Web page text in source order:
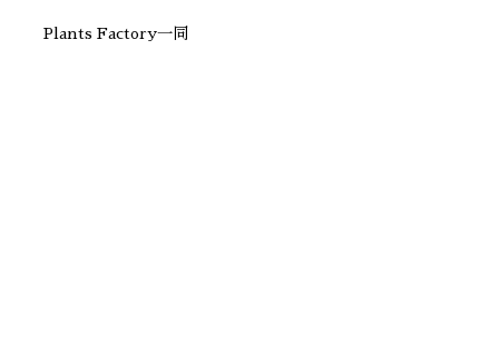
Plants Factory一同